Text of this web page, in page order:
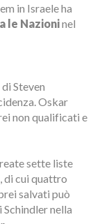
in Israele ha
le Nazioninel
Steven
Oskar
non qualificati e
sette liste
di cui quattro
salvati può
nella